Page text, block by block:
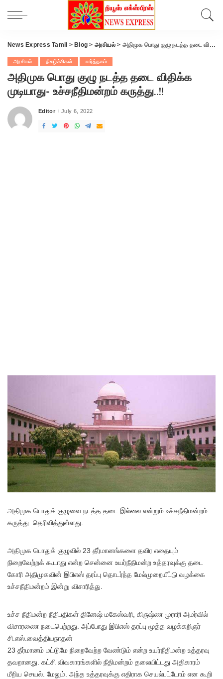
News Express Tamil > Blog > அரசியல்> அதிமுக பொது குழு நடத்த தடை விதிக்க முடியாது- உச்சநீதிமன்றம் கருத்து..!!
அரசியல் நிகழ்ச்சிகள் வர்த்தகம்
அதிமுக பொது குழு நடத்த தடை விதிக்க
முடியாது- உச்சநீதிமன்றம் கருத்து..!!
Posted
Editor July 6, 2022
அதிமுக பொதுக் குழுவை நடத்த தடை இல்லை என்றும் உச்சநீதிமன்றம்
கருத்து தெரிவித்துள்ளது.
அதிமுக பொதுக் குழுவில் 23 தீர்மானங்களை தவிர எதையும்
நிறைவேற்றக் கூடாது என்ற சென்னை உயர்நீதிமன்ற உத்தரவுக்கு தடை
கோரி அதிமுகவின் இபிஎஸ் தரப்பு தொடர்ந்த மேல்முறையீட்டு வழக்கை
உச்சநீதிமன்றம் இன்று விசாரித்து.
உச்ச நீதிமன்ற நீதிபதிகள் தினேஷ் மகேஸ்வரி, கிருஷ்ண முராரி அமர்வில்
விசாரணை நடைபெற்றது. அப்போது இபிஎஸ் தரப்பு மூத்த வழக்கறிஞர்
சி.எஸ்.வைத்தியநாதன்
23 தீர்மானம் மட்டுமே நிறைவேற்ற வேண்டும் என்ற உயர்நீதிமன்ற உத்தரவு
தவறானது. கட்சி விவகாரங்களில் நீதிமன்றம் தலையிட்டது அதிகாரம்
மீறிய செயல். மேலும். அந்த உத்தரவுக்கு எதிராக செயல்பட்டோம் என கூறி